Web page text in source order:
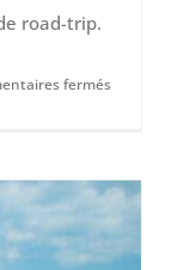
road-trip.
ferméssur
de
toit
rigide